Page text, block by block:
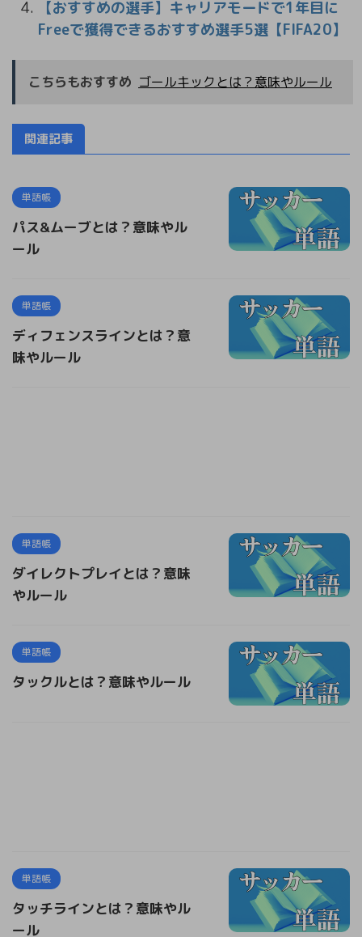
【おすすめの選手】キャリアモードで1年目に
Freeで獲得できるおすすめ選手5選【FIFA20】
こちらもおすすめ ゴールキックとは？意味やルール
関連記事
単語帳
パス&ムーブとは？意味やル
ール
単語帳
ディフェンスラインとは？意
味やルール
単語帳
ダイレクトプレイとは？意味
やルール
単語帳
タックルとは？意味やルール
単語帳
タッチラインとは？意味やル
ール